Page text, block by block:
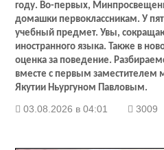
году. Во-первых,
домашки первоклассникам. У
учебный предмет. Увы,
иностранного языка. Также в
оценка за поведение.
вместе с первым заместителем
Якутии Ньургуном Павловым.
03.08.2026 в 04:01 3009